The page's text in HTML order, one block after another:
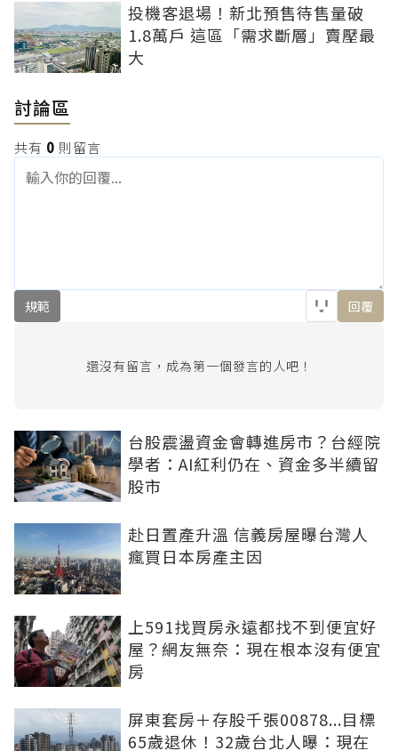
投機客退場！新北預售待售量破
1.8萬戶 這區「需求斷層」賣壓最
大
討論區
共有 0 則留言
規範 回覆
還沒有留言，成為第一個發言的人吧！
台股震盪資金會轉進房市？台經院
學者：AI紅利仍在、資金多半續留
股市
赴日置產升溫 信義房屋曝台灣人
瘋買日本房產主因
上591找買房永遠都找不到便宜好
屋？網友無奈：現在根本沒有便宜
房
屏東套房＋存股千張00878...目標
65歲退休！32歲台北人曝：現在